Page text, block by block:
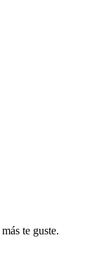
te guste.